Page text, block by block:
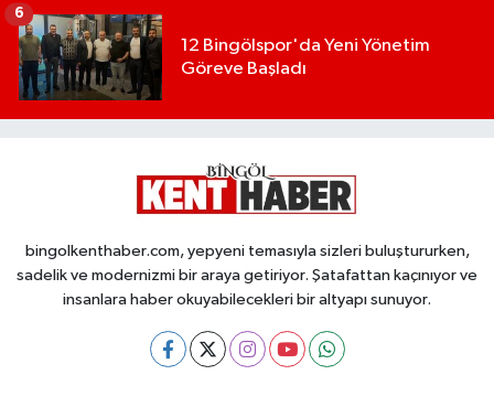
12 Bingölspor'da Yeni Yönetim
Göreve Başladı
6
bingolkenthaber.com, yepyeni temasıyla sizleri buluştururken,
sadelik ve modernizmi bir araya getiriyor. Şatafattan kaçınıyor ve
insanlara haber okuyabilecekleri bir altyapı sunuyor.